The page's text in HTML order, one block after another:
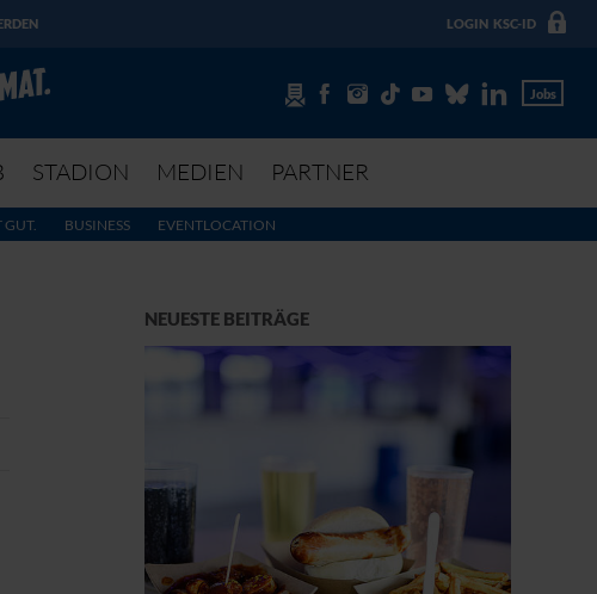
LOGIN KSC-ID
Jobs
STADION MEDIEN PARTNER
GUT. BUSINESS EVENTLOCATION
NEUESTE BEITRÄGE